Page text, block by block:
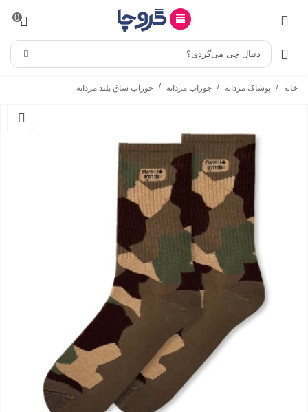
0
دنبال چی می‌گردی؟
خانه / پوشاک مردانه / جوراب مردانه / جوراب ساق بلند مردانه